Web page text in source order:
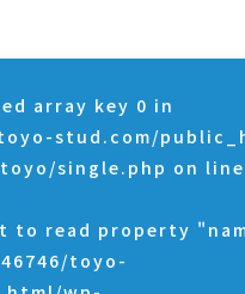
array key 0 in
toyo-stud.com/
single.php on
to read property
toyo-